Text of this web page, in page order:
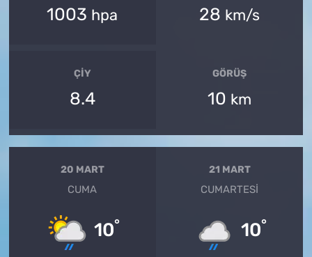
1003 hpa 28 km/s
ÇIY
8.4
GÖRÜŞ
10 km
20 MART
CUMA
10°
21 MART
CUMARTESI
10°